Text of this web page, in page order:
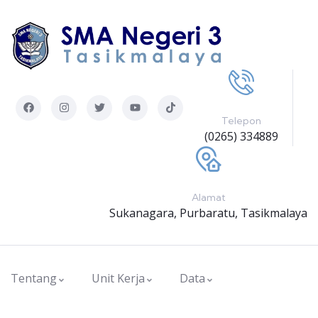
Telepon
(0265) 334889
Alamat
Sukanagara, Purbaratu, Tasikmalaya
Tentang Unit Kerja Data